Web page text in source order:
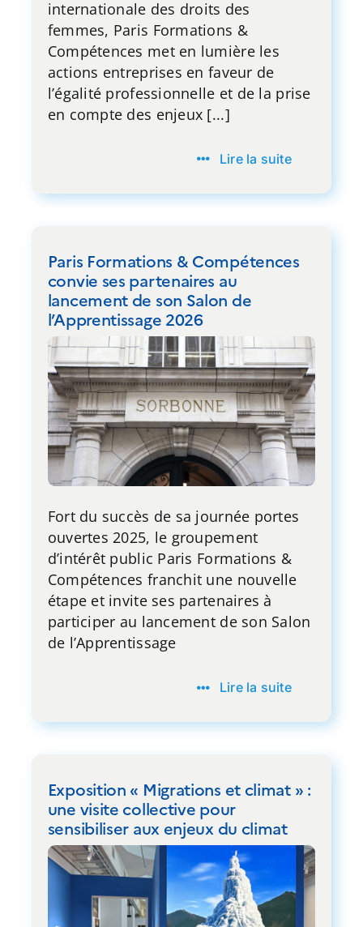
internationale des droits des
femmes, Paris Formations &
Compétences met en lumière les
actions entreprises en faveur de
l’égalité professionnelle et de la prise
en compte des enjeux [...]
Lire la suite
Paris Formations & Compétences
convie ses partenaires au
lancement de son Salon de
l’Apprentissage 2026
Fort du succès de sa journée portes
ouvertes 2025, le groupement
d’intérêt public Paris Formations &
Compétences franchit une nouvelle
étape et invite ses partenaires à
participer au lancement de son Salon
de l’Apprentissage
Lire la suite
Exposition « Migrations et climat » :
une visite collective pour
sensibiliser aux enjeux du climat